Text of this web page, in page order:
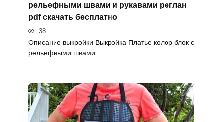
рельефными швами и рукавами реглан
pdf скачать бесплатно
38
Описание выкройки Выкройка Платье колор блок с
рельефными швами